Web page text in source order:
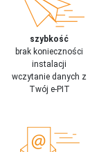
szybkość
brak konieczności
instalacji
wczytanie danych z
Twój e-PIT